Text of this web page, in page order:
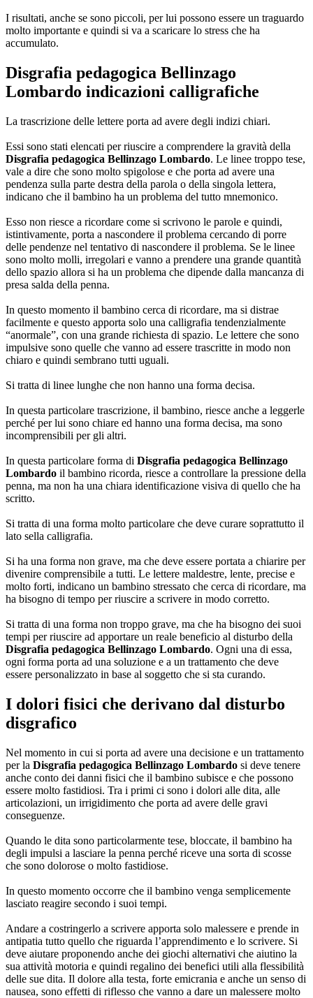
I risultati, anche se sono piccoli, per lui possono essere un traguardo
molto importante e quindi si va a scaricare lo stress che ha
accumulato.
Disgrafia pedagogica Bellinzago
Lombardo indicazioni calligrafiche
La trascrizione delle lettere porta ad avere degli indizi chiari.
Essi sono stati elencati per riuscire a comprendere la gravità della
Disgrafia pedagogica Bellinzago Lombardo. Le linee troppo tese,
vale a dire che sono molto spigolose e che porta ad avere una
pendenza sulla parte destra della parola o della singola lettera,
indicano che il bambino ha un problema del tutto mnemonico.
Esso non riesce a ricordare come si scrivono le parole e quindi,
istintivamente, porta a nascondere il problema cercando di porre
delle pendenze nel tentativo di nascondere il problema. Se le linee
sono molto molli, irregolari e vanno a prendere una grande quantità
dello spazio allora si ha un problema che dipende dalla mancanza di
presa salda della penna.
In questo momento il bambino cerca di ricordare, ma si distrae
facilmente e questo apporta solo una calligrafia tendenzialmente
“anormale”, con una grande richiesta di spazio. Le lettere che sono
impulsive sono quelle che vanno ad essere trascritte in modo non
chiaro e quindi sembrano tutti uguali.
Si tratta di linee lunghe che non hanno una forma decisa.
In questa particolare trascrizione, il bambino, riesce anche a leggerle
perché per lui sono chiare ed hanno una forma decisa, ma sono
incomprensibili per gli altri.
In questa particolare forma di Disgrafia pedagogica Bellinzago
Lombardo il bambino ricorda, riesce a controllare la pressione della
penna, ma non ha una chiara identificazione visiva di quello che ha
scritto.
Si tratta di una forma molto particolare che deve curare soprattutto il
lato sella calligrafia.
Si ha una forma non grave, ma che deve essere portata a chiarire per
divenire comprensibile a tutti. Le lettere maldestre, lente, precise e
molto forti, indicano un bambino stressato che cerca di ricordare, ma
ha bisogno di tempo per riuscire a scrivere in modo corretto.
Si tratta di una forma non troppo grave, ma che ha bisogno dei suoi
tempi per riuscire ad apportare un reale beneficio al disturbo della
Disgrafia pedagogica Bellinzago Lombardo. Ogni una di essa,
ogni forma porta ad una soluzione e a un trattamento che deve
essere personalizzato in base al soggetto che si sta curando.
I dolori fisici che derivano dal disturbo
disgrafico
Nel momento in cui si porta ad avere una decisione e un trattamento
per la Disgrafia pedagogica Bellinzago Lombardo si deve tenere
anche conto dei danni fisici che il bambino subisce e che possono
essere molto fastidiosi. Tra i primi ci sono i dolori alle dita, alle
articolazioni, un irrigidimento che porta ad avere delle gravi
conseguenze.
Quando le dita sono particolarmente tese, bloccate, il bambino ha
degli impulsi a lasciare la penna perché riceve una sorta di scosse
che sono dolorose o molto fastidiose.
In questo momento occorre che il bambino venga semplicemente
lasciato reagire secondo i suoi tempi.
Andare a costringerlo a scrivere apporta solo malessere e prende in
antipatia tutto quello che riguarda l’apprendimento e lo scrivere. Si
deve aiutare proponendo anche dei giochi alternativi che aiutino la
sua attività motoria e quindi regalino dei benefici utili alla flessibilità
delle sue dita. Il dolore alla testa, forte emicrania e anche un senso di
nausea, sono effetti di riflesso che vanno a dare un malessere molto